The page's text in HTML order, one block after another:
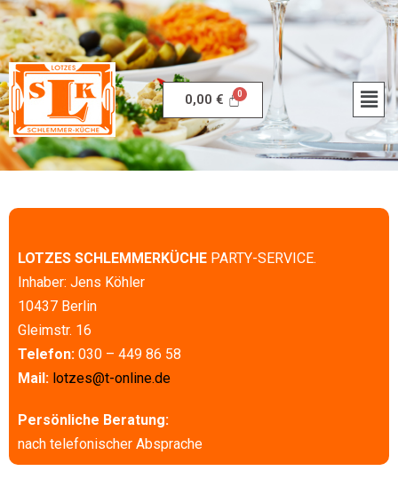
0,00 €
LOTZES SCHLEMMERKÜCHE PARTY-SERVICE.
Inhaber: Jens Köhler
10437 Berlin
Gleimstr. 16
Telefon: 030 – 449 86 58
Mail: lotzes@t-online.de
Persönliche Beratung:
nach telefonischer Absprache